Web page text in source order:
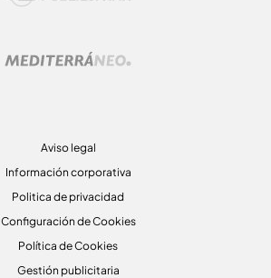
Aviso legal
Información corporativa
Politica de privacidad
Configuración de Cookies
Política de Cookies
Gestión publicitaria